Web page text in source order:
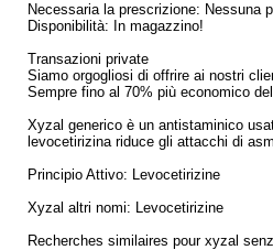
Necessaria la prescrizione: Nessuna
Disponibilità: In magazzino!
Transazioni private
Siamo orgogliosi di offrire ai nostri
Sempre fino al 70% più economico
Xyzal generico è un antistaminico
levocetirizina riduce gli attacchi di
Principio Attivo: Levocetirizine
Xyzal altri nomi: Levocetirizine
Recherches similaires pour xyzal